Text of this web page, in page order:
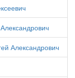
Александрович